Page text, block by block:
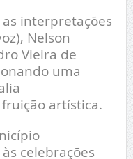
interpretações
Nelson
Vieira de
uma
artística.
celebrações